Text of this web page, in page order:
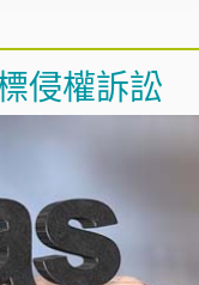
侵權訴訟